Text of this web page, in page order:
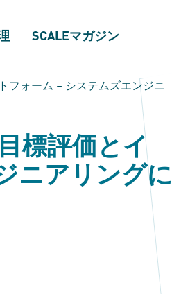
SCALEマガジン
フォーム​ – システムズエンジニ
標評価とイ
ニアリングに